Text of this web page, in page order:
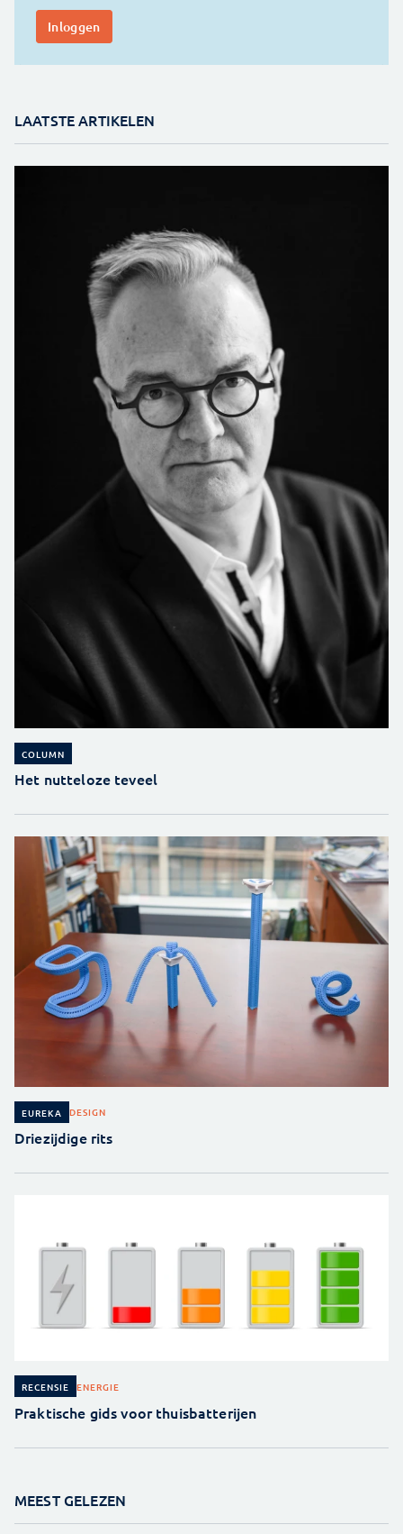
LAATSTE ARTIKELEN
COLUMN
Het nutteloze teveel
EUREKA DESIGN
Driezijdige rits
RECENSIE ENERGIE
Praktische gids voor thuisbatterijen
MEEST GELEZEN